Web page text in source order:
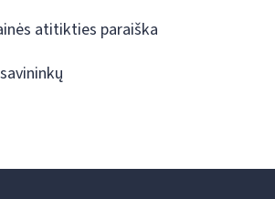
atitikties paraiška